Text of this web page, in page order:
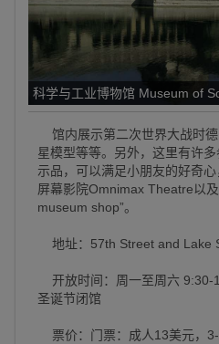
科学与工业博物馆 Museum of
馆内展示第二次世界大战时
星模型等等。另外，这里有许
示品，可以满足小朋友的好奇
屏幕影院Omnimax Theatre以
museum shop”。
地址：57th Street and Lake
开放时间：周一至周六 9:30-
圣诞节闭馆
票价：门票：成人13美元，